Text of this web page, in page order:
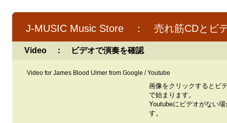
J-MUSIC Music Store ： 売れ筋CDとビ
Video ： ビデオで演奏を確認
Video for James Blood Ulmer from Google / Youtube
画像をクリックするとビ
で始まります。
Youtubeにビデオがない
す。